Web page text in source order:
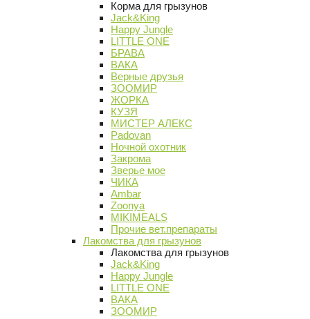
Корма для грызунов
Jack&King
Happy Jungle
LITTLE ONE
БРАВА
ВАКА
Верные друзья
ЗООМИР
ЖОРКА
КУЗЯ
МИСТЕР АЛЕКС
Padovan
Ночной охотник
Закрома
Зверье мое
ЧИКА
Ambar
Zoonya
MIKIMEALS
Прочие вет.препараты
Лакомства для грызунов
Лакомства для грызунов
Jack&King
Happy Jungle
LITTLE ONE
ВАКА
ЗООМИР